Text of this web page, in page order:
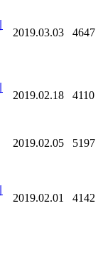
2019.03.03 4647
2019.02.18 4110
2019.02.05 5197
2019.02.01 4142